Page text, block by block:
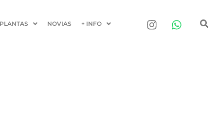
PLANTAS NOVIAS + INFO